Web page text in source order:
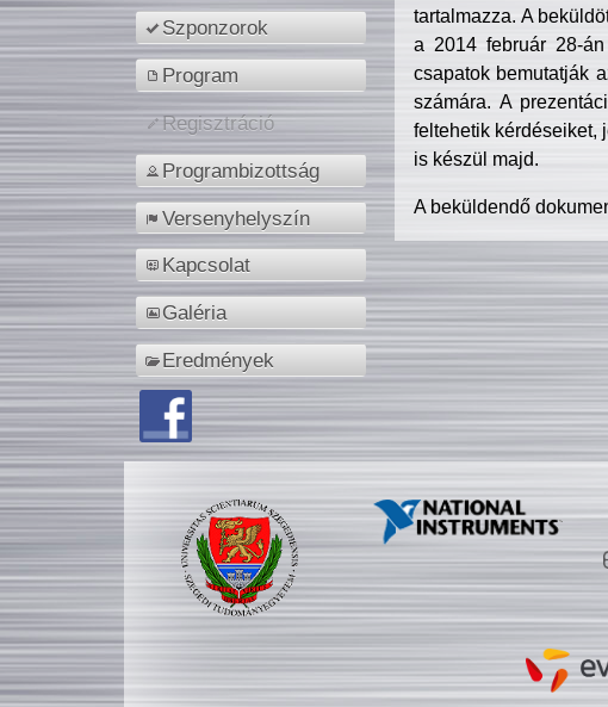
Szponzorok
Program
Regisztráció
Programbizottság
Versenyhelyszín
Kapcsolat
Galéria
Eredmények
tartalmazza. A
a 2014 február 28-
csapatok bemutatják
számára. A
feltehetik kérdéseiket,
is készül majd.
A beküldendő